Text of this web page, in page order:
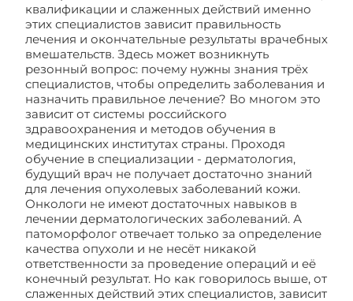
квалификации и слаженных действий именно
этих специалистов зависит правильность
лечения и окончательные результаты врачебных
вмешательств. Здесь может возникнуть
резонный вопрос: почему нужны знания трёх
специалистов, чтобы определить заболевания и
назначить правильное лечение? Во многом это
зависит от системы российского
здравоохранения и методов обучения в
медицинских институтах страны. Проходя
обучение в специализации - дерматология,
будущий врач не получает достаточно знаний
для лечения опухолевых заболеваний кожи.
Онкологи не имеют достаточных навыков в
лечении дерматологических заболеваний. А
патоморфолог отвечает только за определение
качества опухоли и не несёт никакой
ответственности за проведение операций и её
конечный результат. Но как говорилось выше, от
слаженных действий этих специалистов, зависит